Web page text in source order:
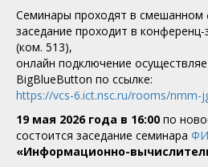
Семинары проходят в
заседание проходит в
(ком. 513),
онлайн подключение
BigBlueButton по ссылке:
https://vcs-6.ict.nsc.ru/rooms/nmm-
19 мая 2026 года в 16:00 по
состоится заседание семинара
«Информационно-